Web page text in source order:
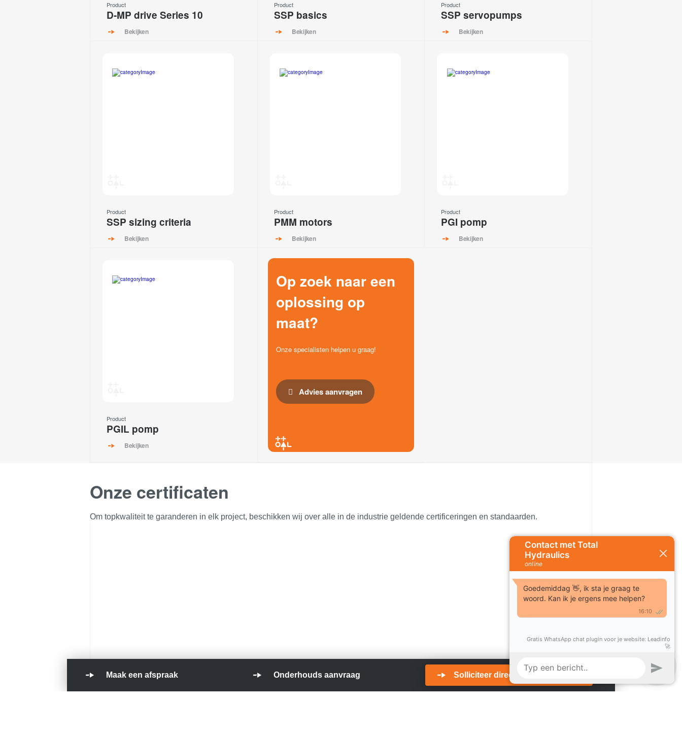
Product
D-MP drive Series 10
Bekijken
Product
SSP basics
Bekijken
Product
SSP servopumps
Bekijken
Product
SSP sizing criteria
Bekijken
Product
PMM motors
Bekijken
Product
PGI pomp
Bekijken
Product
PGIL pomp
Bekijken
Op zoek naar een
oplossing op
maat?
Onze specialisten helpen u graag!
Advies aanvragen
Onze certificaten
Om topkwaliteit te garanderen in elk project, beschikken wij over alle in de industrie geldende certificeringen en standaarden.
Maak een afspraak Onderhouds aanvraag Solliciteer direct!